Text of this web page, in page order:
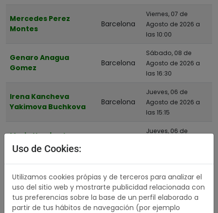
Mercedes Perez
Montes
Barcelona
Viernes, 07 de
Agosto de 2026 a
las 10:00
Genaro Anagua
Gomez
Barcelona
Sábado, 08 de
Agosto de 2026 a
las 16:30
Irena Kancheva
Yakimova Buchkova
Barcelona
Jueves, 06 de
Agosto de 2026 a
las 15:15
Maria Humbert
Anfrons
Jueves, 06 de
Teresa De Urrutia
Santamaria
Barcelona
Agosto de 2026 a
las 16:30
Jueves, 06 de
Uso de Cookies:
Utilizamos cookies própias y de terceros para analizar el
uso del sitio web y mostrarte publicidad relacionada con
tus preferencias sobre la base de un perfil elaborado a
partir de tus hábitos de navegación (por ejemplo